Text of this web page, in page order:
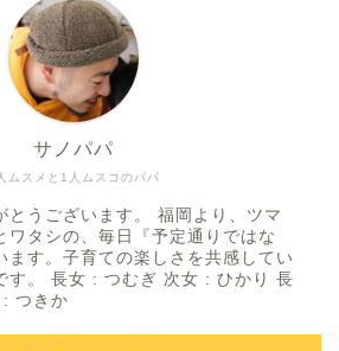
ムスメと1人ムスコのパパ
サノパパ
とうございます。 福岡より、ツマ
ワタシの、毎日『予定通りではな
ます。子育ての楽しさを共感してい
す。 長女 : つむぎ 次女 : ひかり 長
つきか